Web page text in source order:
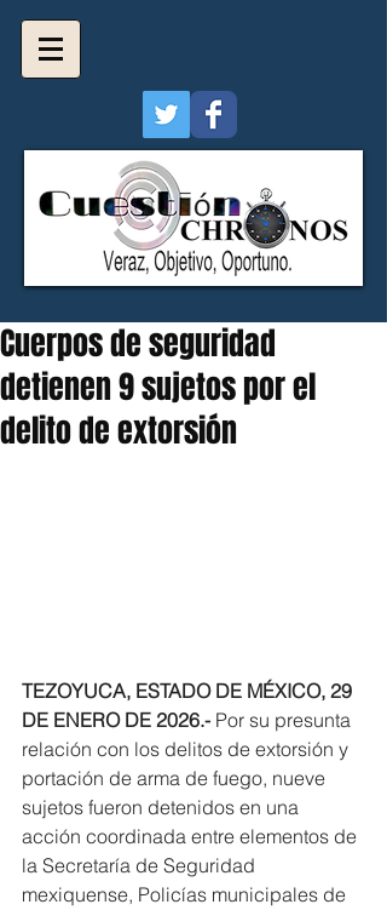
Cuerpos de seguridad
detienen 9 sujetos por el
delito de extorsión
TEZOYUCA, ESTADO DE MÉXICO, 29
DE ENERO DE 2026.- Por su presunta
relación con los delitos de extorsión y
portación de arma de fuego, nueve
sujetos fueron detenidos en una
acción coordinada entre elementos de
la Secretaría de Seguridad
mexiquense, Policías municipales de